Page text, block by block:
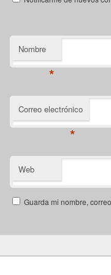
Nombre
*
Correo electrónico
*
Web
Guarda mi nombre,